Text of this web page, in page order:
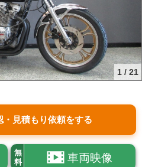
1 / 21
見積もり依頼をする
無
料
車両映像